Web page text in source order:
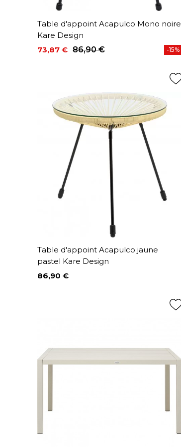
Table d'appoint Acapulco Mono noire
Kare Design
Prix
73,87 €
Prix de base86,90 € -15%
Table d'appoint Acapulco jaune
pastel Kare Design
Prix
86,90 €